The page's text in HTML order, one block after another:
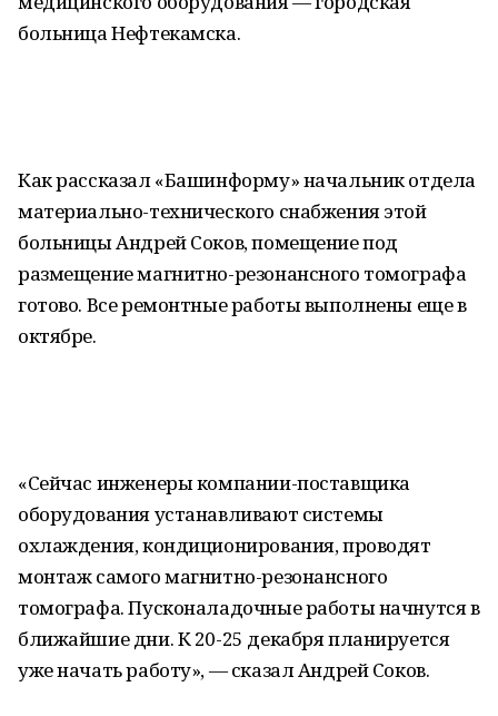
больница Нефтекамска.
Как рассказал «Башинформу» начальник отдела
материально-технического снабжения этой
больницы Андрей Соков, помещение под
размещение магнитно-резонансного томографа
готово. Все ремонтные работы выполнены еще в
октябре.
«Сейчас инженеры компании-поставщика
оборудования устанавливают системы
охлаждения, кондиционирования, проводят
монтаж самого магнитно-резонансного
томографа. Пусконаладочные работы начнутся в
ближайшие дни. К 20-25 декабря планируется
уже начать работу», — сказал Андрей Соков.